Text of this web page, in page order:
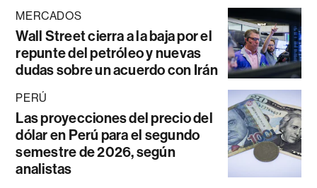
MERCADOS
Wall Street cierra a la baja por el
repunte del petróleo y nuevas
dudas sobre un acuerdo con Irán
PERÚ
Las proyecciones del precio del
dólar en Perú para el segundo
semestre de 2026, según
analistas